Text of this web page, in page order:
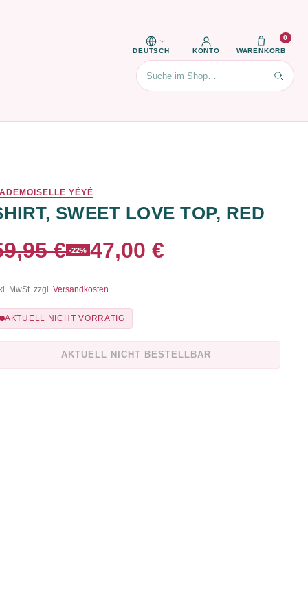
DEUTSCH KONTO WARENKORB
0
Suchen
YÉYÉ
SWEET LOVE TOP, RED
€ -22% 47,00 €
MwSt. zzgl. Versandkosten
AKTUELL NICHT VORRÄTIG
AKTUELL NICHT BESTELLBAR